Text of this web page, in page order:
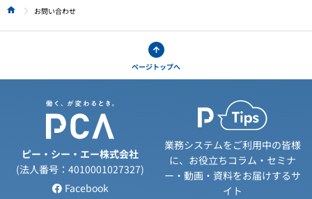
HOME お問い合わせ
ページトップへ
ピー・シー・エー株式会社
(法人番号：4010001027327)
Facebook
業務システムをご利用中の皆様
に、お役立ちコラム・セミナ
ー・動画・資料をお届けするサ
イト